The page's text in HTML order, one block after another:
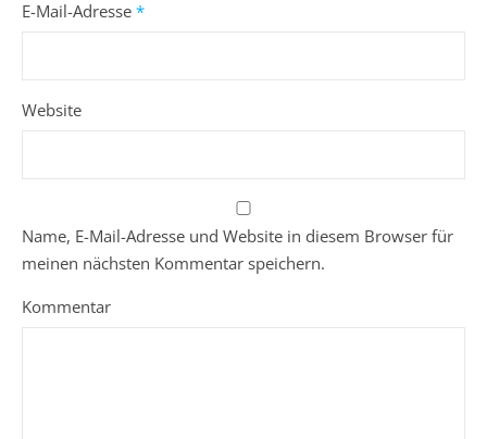
E-Mail-Adresse *
Website
Name, E-Mail-Adresse und Website in diesem Browser für
meinen nächsten Kommentar speichern.
Kommentar